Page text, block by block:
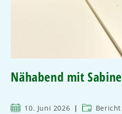
Nähabend mit Sabine
10. Juni 2026 Bericht